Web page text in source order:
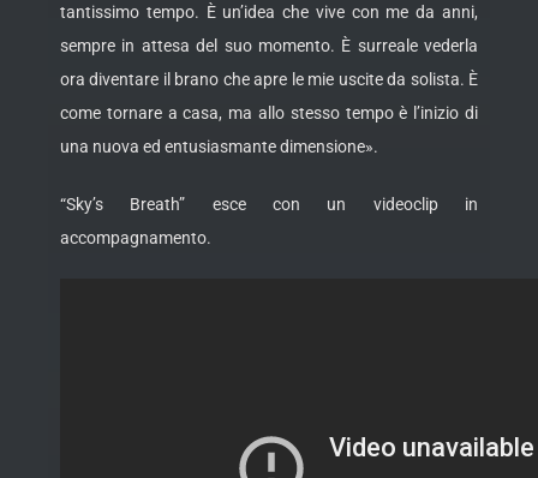
tantissimo tempo. È un’idea che vive con me da anni,
sempre in attesa del suo momento. È surreale vederla
ora diventare il brano che apre le mie uscite da solista. È
come tornare a casa, ma allo stesso tempo è l’inizio di
una nuova ed entusiasmante dimensione».
“Sky’s Breath” esce con un videoclip in
accompagnamento.